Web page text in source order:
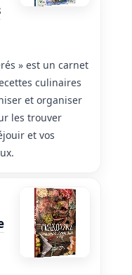
» est un carnet
culinaires
et organiser
les trouver
et vos